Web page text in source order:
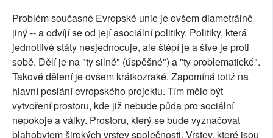
Problém současné Evropské unie je ovšem diametrálně
jiný -- a odvíjí se od její asociální politiky. Politiky, která
jednotlivé státy nesjednocuje, ale štěpí je a štve je proti
sobě. Dělí je na "ty silné" (úspěšné") a "ty problematické".
Takové dělení je ovšem krátkozraké. Zapomíná totiž na
hlavní poslání evropského projektu. Tím mělo být
vytvoření prostoru, kde již nebude půda pro sociální
nepokoje a války. Prostoru, který se bude vyznačovat
blahobytem širokých vrstev společnosti. Vrstev, které jsou